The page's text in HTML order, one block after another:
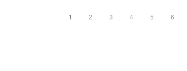
1 2 3 4 5 6